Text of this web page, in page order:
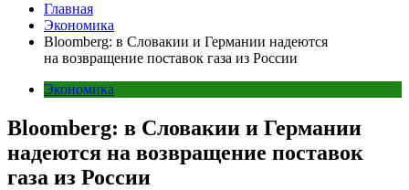
Главная
Экономика
Bloomberg: в Словакии и Германии надеются
на возвращение поставок газа из России
Экономика
Bloomberg: в Словакии и Германии
надеются на возвращение поставок
газа из России